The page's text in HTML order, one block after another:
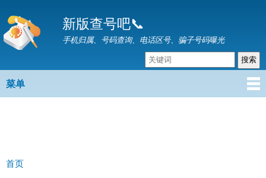
转
到
要
容
新版查号吧📞
手机归属、号码查询、电话区号、骗子号码曝光
主菜单
菜单
你在这里
首页